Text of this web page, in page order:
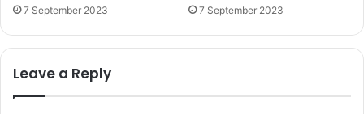
7 September 2023 7 September 2023
Leave a Reply